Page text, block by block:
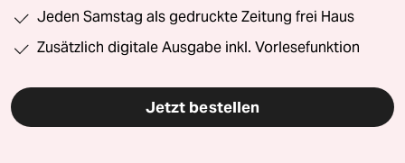
Jeden Samstag als gedruckte Zeitung frei Haus
Zusätzlich digitale Ausgabe inkl. Vorlesefunktion
Jetzt bestellen